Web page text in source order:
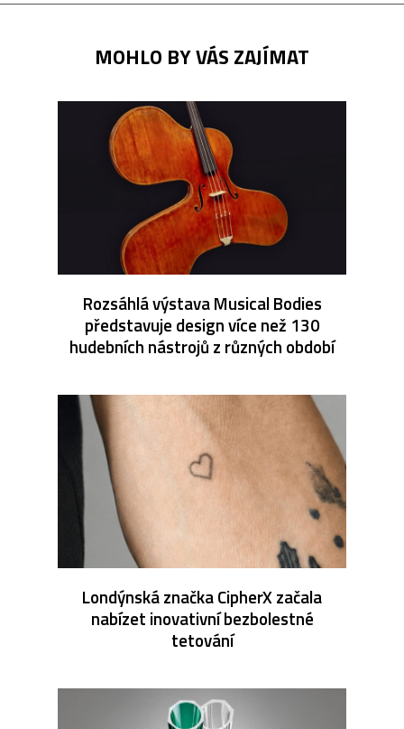
MOHLO BY VÁS ZAJÍMAT
Rozsáhlá výstava Musical Bodies
představuje design více než 130
hudebních nástrojů z různých období
Londýnská značka CipherX začala
nabízet inovativní bezbolestné
tetování